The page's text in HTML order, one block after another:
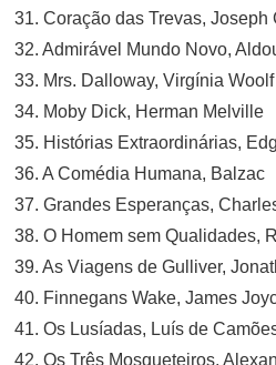
31. Coração das Trevas, Joseph
32. Admirável Mundo Novo,
33. Mrs. Dalloway, Virgínia Woolf
34. Moby Dick, Herman Melville
35. Histórias Extraordinárias,
36. A Comédia Humana, Balzac
37. Grandes Esperanças,
38. O Homem sem Qualidades,
39. As Viagens de Gulliver,
40. Finnegans Wake, James
41. Os Lusíadas, Luís de
42. Os Três Mosqueteiros,